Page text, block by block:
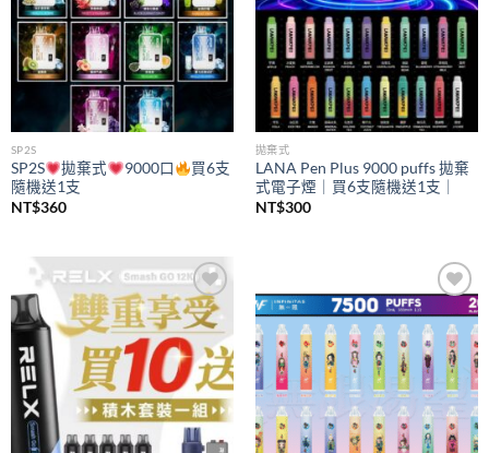
SP2S
SP2S 拋棄式 9000口
買6支
隨機送1支
NT$360
拋棄式
LANA Pen Plus 9000 puffs 拋棄
式電子煙｜買6支隨機送1支｜
NT$300
Add to
wishlist
Add to
wishlist